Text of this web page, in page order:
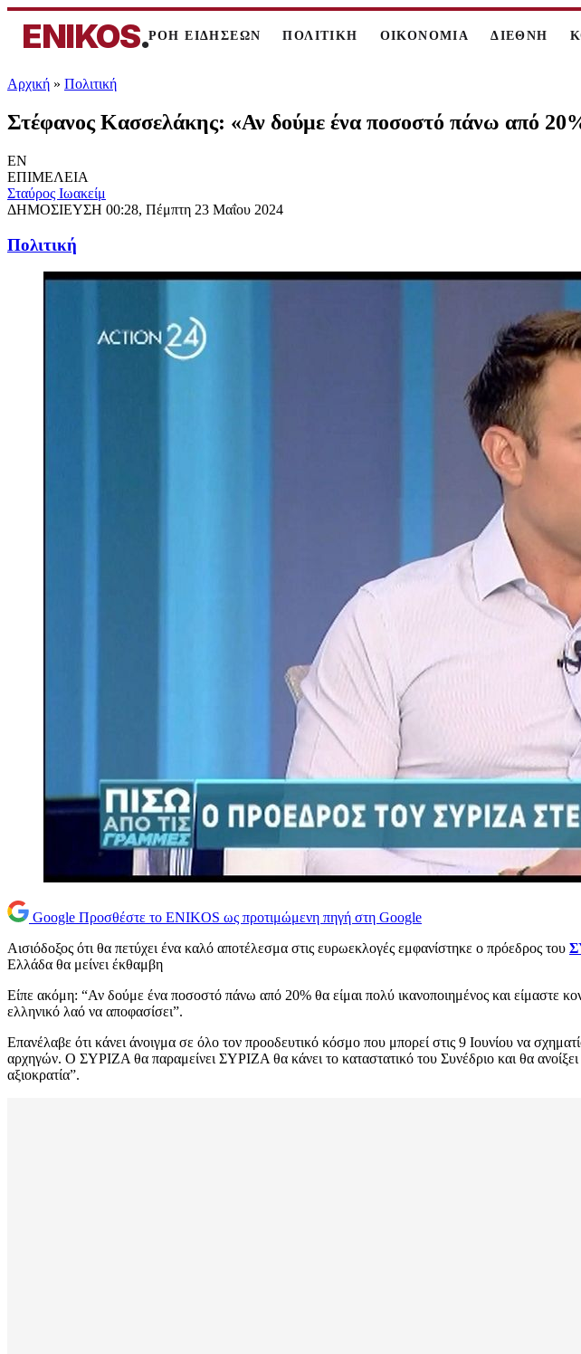
ENIKOS.ΡΟΗ ΕΙΔΗΣΕΩΝ ΠΟΛΙΤΙΚΗ ΟΙΚΟΝΟΜΙΑ ΔΙΕΘΝΗ
Αρχική » Πολιτική
Στέφανος Κασσελάκης: «Αν δούμε ένα ποσοστό πάνω από 20%
EN
ΕΠΙΜΕΛΕΙΑ
Σταύρος Ιωακείμ
ΔΗΜΟΣΙΕΥΣΗ 00:28, Πέμπτη 23 Μαΐου 2024
Πολιτική
Google Προσθέστε το ENIKOS ως προτιμώμενη πηγή στη Google
Αισιόδοξος ότι θα πετύχει ένα καλό αποτέλεσμα στις ευρωεκλογές εμφανίστηκε ο πρόεδρος του
Ελλάδα θα μείνει έκθαμβη
Είπε ακόμη: “Αν δούμε ένα ποσοστό πάνω από 20% θα είμαι πολύ ικανοποιημένος και είμαστε
ελληνικό λαό να αποφασίσει”.
Επανέλαβε ότι κάνει άνοιγμα σε όλο τον προοδευτικό κόσμο που μπορεί στις 9 Ιουνίου να
αρχηγών. Ο ΣΥΡΙΖΑ θα παραμείνει ΣΥΡΙΖΑ θα κάνει το καταστατικό του Συνέδριο και θα ανοίξει
αξιοκρατία”.